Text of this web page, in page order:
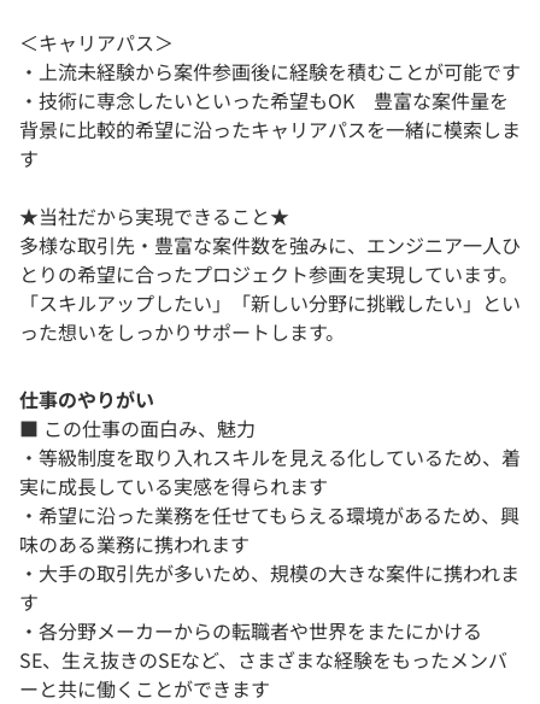
＜キャリアパス＞
・上流未経験から案件参画後に経験を積むことが可能です
・技術に専念したいといった希望もOK 豊富な案件量を
背景に比較的希望に沿ったキャリアパスを一緒に模索しま
す
★当社だから実現できること★
多様な取引先・豊富な案件数を強みに、エンジニア一人ひ
とりの希望に合ったプロジェクト参画を実現しています。
「スキルアップしたい」「新しい分野に挑戦したい」とい
った想いをしっかりサポートします。
仕事のやりがい
■ この仕事の面白み、魅力
・等級制度を取り入れスキルを見える化しているため、着
実に成長している実感を得られます
・希望に沿った業務を任せてもらえる環境があるため、興
味のある業務に携われます
・大手の取引先が多いため、規模の大きな案件に携われま
す
・各分野メーカーからの転職者や世界をまたにかける
SE、生え抜きのSEなど、さまざまな経験をもったメンバ
ーと共に働くことができます